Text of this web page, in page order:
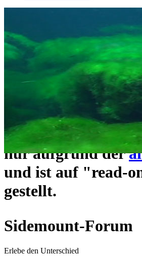
Das Sidemount-
ein neues
umgezogen und
unterhttps://
forum.com
Das alte Forum
nur aufgrund der
und ist auf "read-
gestellt.
Sidemount-Forum
Erlebe den Unterschied